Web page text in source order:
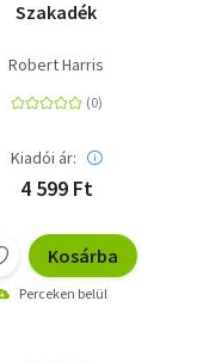
Szakadék
Robert Harris
Kiadói ár:
4 599 Ft
Kosárba
Perceken belül